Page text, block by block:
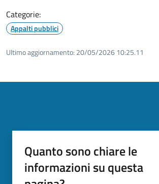
Categorie:
Appalti pubblici
Ultimo aggiornamento: 20/05/2026 10:25.11
Quanto sono chiare le
informazioni su questa